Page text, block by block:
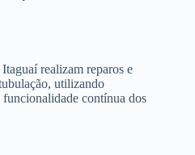
realizam reparos e
utilizando
funcionalidade contínua dos